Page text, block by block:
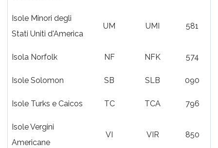
Isole Minori degli
Stati Uniti d'America
UM UMI 581
Isola Norfolk NF NFK 574
Isole Solomon SB SLB 090
Isole Turks e Caicos TC TCA 796
Isole Vergini
Americane
VI VIR 850